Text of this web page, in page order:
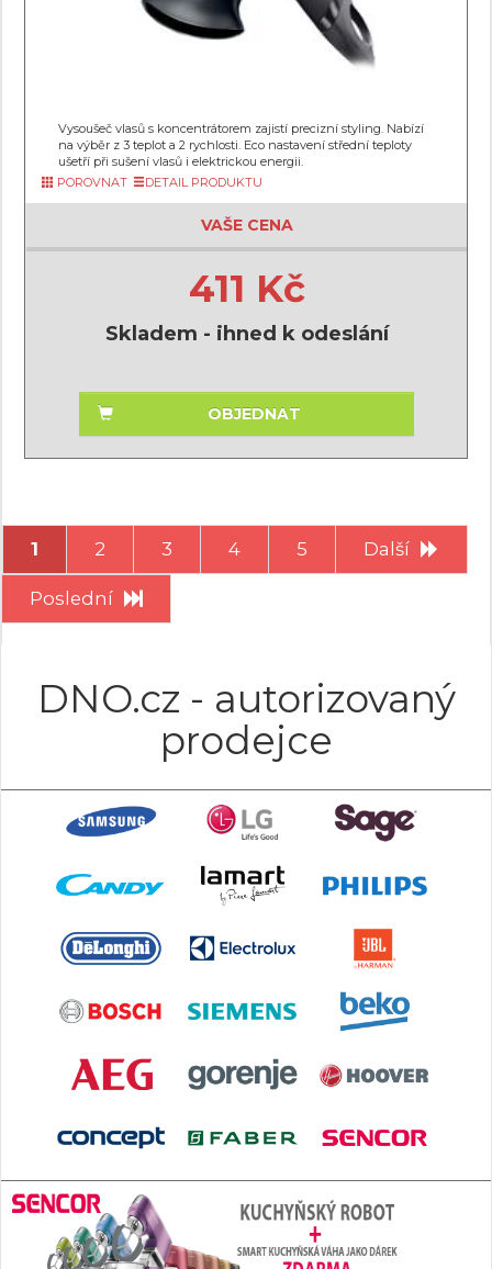
Vysoušeč vlasů s koncentrátorem zajistí precizní styling. Nabízí
na výběr z 3 teplot a 2 rychlosti. Eco nastavení střední teploty
ušetří při sušení vlasů i elektrickou energii.
POROVNAT
DETAIL PRODUKTU
VAŠE CENA
411 Kč
Skladem - ihned k odeslání
OBJEDNAT
1 2 3 4 5 Další
Poslední
DNO.cz - autorizovaný
prodejce